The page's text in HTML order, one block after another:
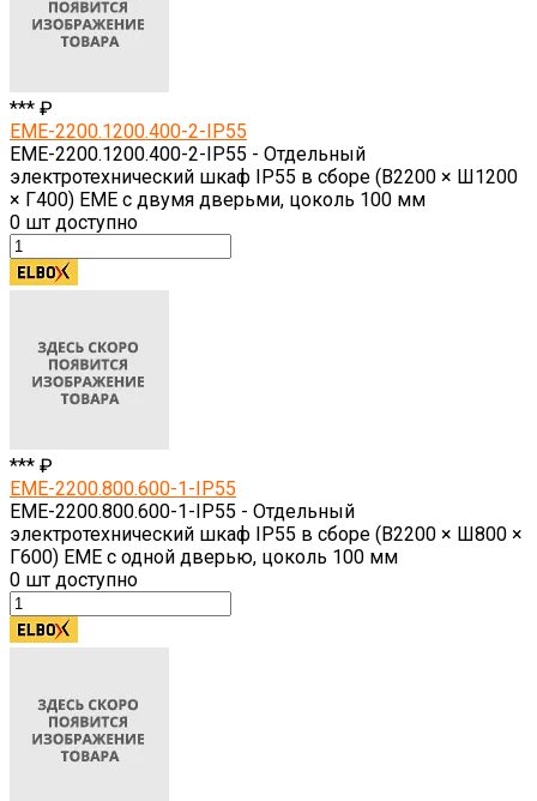
*** ₽
EME-2200.1200.400-2-IP55
EME-2200.1200.400-2-IP55 - Отдельный
электротехнический шкаф IP55 в сборе (В2200 × Ш1200
× Г400) EME с двумя дверьми, цоколь 100 мм
0 шт доступно
*** ₽
EME-2200.800.600-1-IP55
EME-2200.800.600-1-IP55 - Отдельный
электротехнический шкаф IP55 в сборе (В2200 × Ш800 ×
Г600) EME с одной дверью, цоколь 100 мм
0 шт доступно